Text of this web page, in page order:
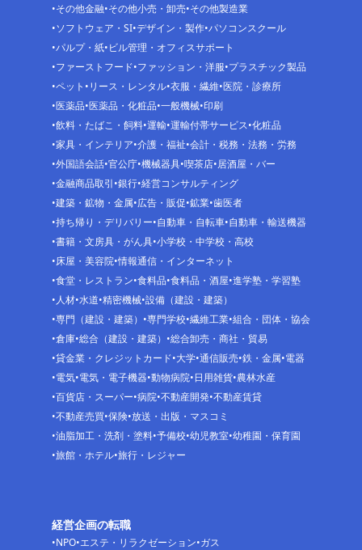
その他金融 その他小売・卸売 その他製造業
ソフトウェア・SI デザイン・製作 パソコンスクール
パルプ・紙 ビル管理・オフィスサポート
ファーストフード ファッション・洋服 プラスチック製品
ペット リース・レンタル 衣服・繊維 医院・診療所
医薬品 医薬品・化粧品 一般機械 印刷
飲料・たばこ・飼料 運輸 運輸付帯サービス 化粧品
家具・インテリア 介護・福祉 会計・税務・法務・労務
外国語会話 官公庁 機械器具 喫茶店 居酒屋・バー
金融商品取引 銀行 経営コンサルティング
建築・鉱物・金属 広告・販促 鉱業 歯医者
持ち帰り・デリバリー 自動車・自転車 自動車・輸送機器
書籍・文房具・がん具 小学校・中学校・高校
床屋・美容院 情報通信・インターネット
食堂・レストラン 食料品 食料品・酒屋 進学塾・学習塾
人材 水道 精密機械 設備（建設・建築）
専門（建設・建築）
専門学校 繊維工業 組合・団体・協会
倉庫 総合（建設・建築）
総合卸売・商社・貿易
貸金業・クレジットカード 大学 通信販売 鉄・金属 電器
電気 電気・電子機器 動物病院 日用雑貨 農林水産
百貨店・スーパー 病院 不動産開発 不動産賃貸
不動産売買 保険 放送・出版・マスコミ
油脂加工・洗剤・塗料 予備校 幼児教室 幼稚園・保育園
旅館・ホテル 旅行・レジャー
経営企画の転職
NPO エステ・リラクゼーション ガス